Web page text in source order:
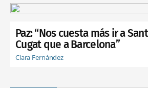
Paz: “Nos cuesta más ir a
Cugat que a Barcelona”
Clara Fernández